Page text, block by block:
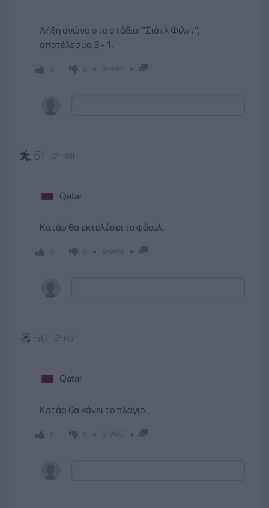
Λήξη αγώνα στο στάδιο: ''Σιάτλ Φιλντ'',
αποτέλεσμα 3 - 1.
SHARE
51 2º Half
Qatar
Κατάρ θα εκτελέσει το φάουλ.
SHARE
50 2º Half
Qatar
Κατάρ θα κάνει το πλάγιο.
SHARE